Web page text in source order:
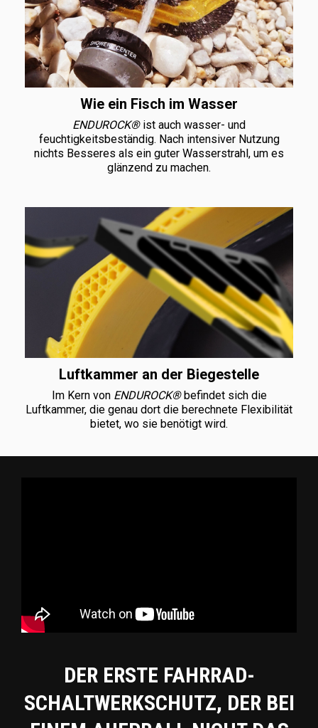
Wie ein Fisch im Wasser
ENDUROCK®ist auch wasser- und
feuchtigkeitsbeständig. Nach intensiver Nutzung
nichts Besseres als ein guter Wasserstrahl, um es
glänzend zu machen.
Luftkammer an der Biegestelle
Im Kern von ENDUROCK®befindet sich die
Luftkammer, die genau dort die berechnete Flexibilität
bietet, wo sie benötigt wird.
DER ERSTE FAHRRAD-
SCHALTWERKSCHUTZ, DER BEI